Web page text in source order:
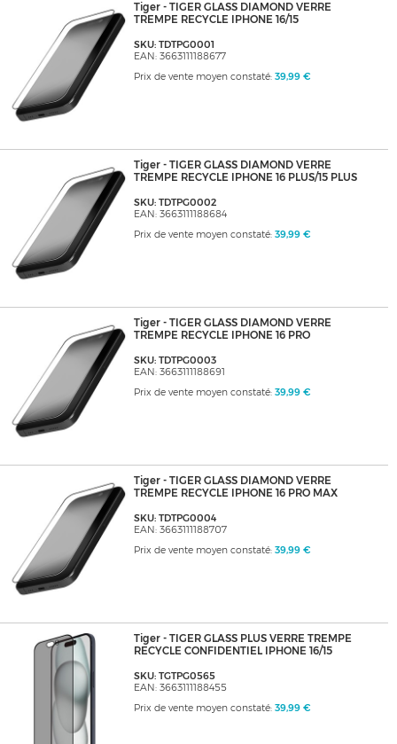
Tiger - TIGER GLASS DIAMOND VERRE
TREMPE RECYCLE IPHONE 16/15
SKU: TDTPG0001
EAN: 3663111188677
Prix de vente moyen constaté: 39,99 €
Tiger - TIGER GLASS DIAMOND VERRE
TREMPE RECYCLE IPHONE 16 PLUS/15 PLUS
SKU: TDTPG0002
EAN: 3663111188684
Prix de vente moyen constaté: 39,99 €
Tiger - TIGER GLASS DIAMOND VERRE
TREMPE RECYCLE IPHONE 16 PRO
SKU: TDTPG0003
EAN: 3663111188691
Prix de vente moyen constaté: 39,99 €
Tiger - TIGER GLASS DIAMOND VERRE
TREMPE RECYCLE IPHONE 16 PRO MAX
SKU: TDTPG0004
EAN: 3663111188707
Prix de vente moyen constaté: 39,99 €
Tiger - TIGER GLASS PLUS VERRE TREMPE
RECYCLE CONFIDENTIEL IPHONE 16/15
SKU: TGTPG0565
EAN: 3663111188455
Prix de vente moyen constaté: 39,99 €